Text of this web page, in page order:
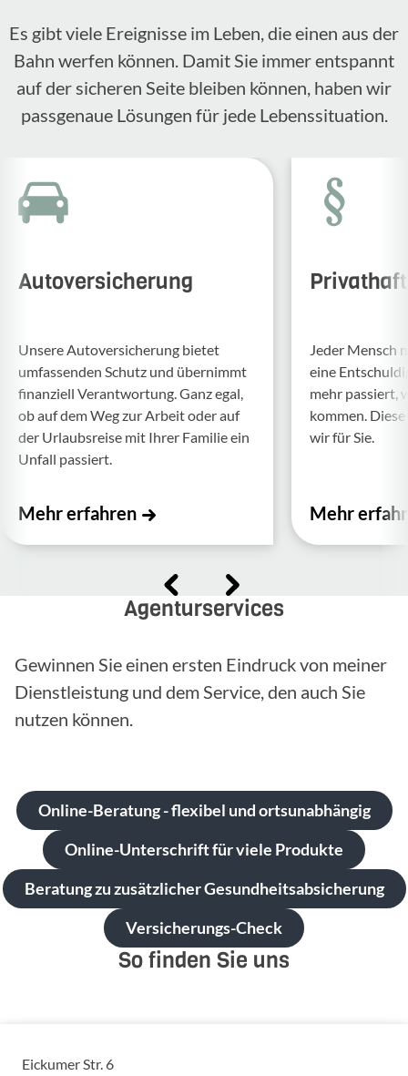
Es gibt viele Ereignisse im Leben, die einen aus der
Bahn werfen können. Damit Sie immer entspannt
auf der sicheren Seite bleiben können, haben wir
passgenaue Lösungen für jede Lebenssituation.
Autoversicherung
Unsere Auto­ver­si­che­rung bietet
umfas­senden Schutz und über­nimmt
finan­ziell Verant­wor­tung. Ganz egal,
ob auf dem Weg zur Arbeit oder auf
der Urlaubs­reise mit Ihrer Familie ein
Unfall passiert.
Mehr erfahren
Jeder Mensch
eine
mehr passiert,
kommen.
wir für Sie.
Mehr
Agenturservices
Gewinnen Sie einen ersten Eindruck von meiner
Dienstleistung und dem Service, den auch Sie
nutzen können.
Online-Beratung - flexibel und ortsunabhängig
Online-Unterschrift für viele Produkte
Beratung zu zusätzlicher Gesundheitsabsicherung
Versicherungs-Check
So finden Sie uns
Eickumer Str. 6